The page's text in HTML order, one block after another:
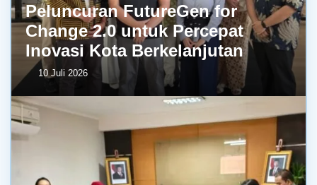
Peluncuran FutureGen for
Change 2.0 untuk Percepat
Inovasi Kota Berkelanjutan
10 Juli 2026